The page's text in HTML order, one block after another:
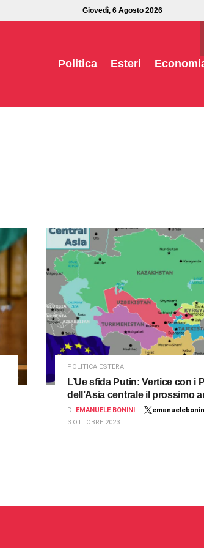
Giovedì, 6 Agosto 2026
Politica Esteri
POLITICA ESTERA
L’Ue sfida Putin: Vertice con i
dell’Asia centrale il prossimo
DI EMANUELE BONINI
3 OTTOBRE 2023